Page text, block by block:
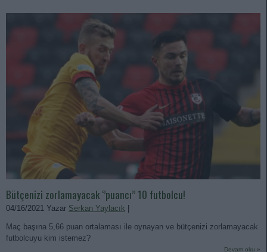
Bütçenizi zorlamayacak ‘’puancı’’ 10 futbolcu!
04/16/2021 Yazar Serkan Yaylacık
Maç başına 5,66 puan ortalaması ile oynayan ve bütçenizi zorlamayacak
futbolcuyu kim istemez?
Devam oku »